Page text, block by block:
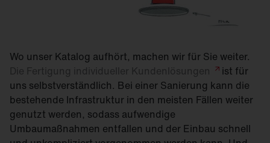
Wo unser Katalog aufhört, machen wir für Sie weiter.
Die Fertigung individueller Kundenlösungen
ist für
uns selbstverständlich. Bei einer Sanierung kann die
bestehende Infrastruktur in den meisten Fällen weiter
genutzt werden, sodass aufwendige
Umbaumaßnahmen entfallen und der Einbau schnell